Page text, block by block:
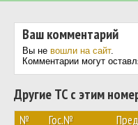
Ваш комментарий
Вы не вошли на сайт.
Комментарии могут
Другие ТС с этим
№ Гос.№